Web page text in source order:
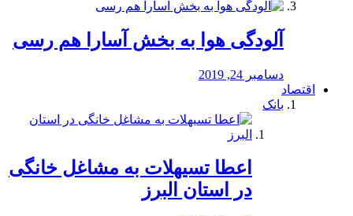
آلودگی هوا به بخش آسارا هم رسی
دسامبر 24, 2019
اقتصاد
بانک
️اعطا تسیهلات به مشاغل خانگی
در استان البرز